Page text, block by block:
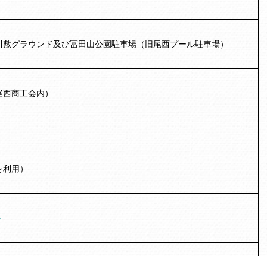
グラウンド及び冨田山公園駐車場（旧尾西プール駐車場）
商工会内）
用）